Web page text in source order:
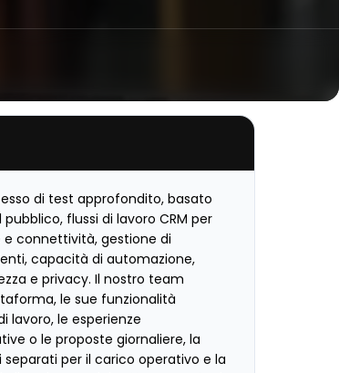
di test approfondito, basato
flussi di lavoro CRM per
e connettività, gestione di
capacità di automazione,
e privacy. Il nostro team
le sue funzionalità
lavoro, le esperienze
o le proposte giornaliere, la
per il carico operativo e la